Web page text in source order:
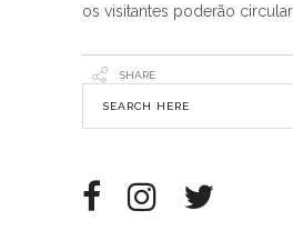
os visitantes poderão circular
SHARE